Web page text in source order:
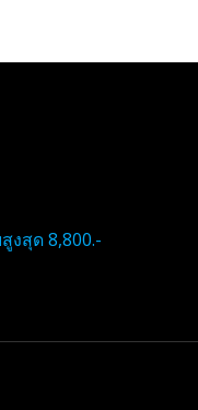
งสุด 8,800.-